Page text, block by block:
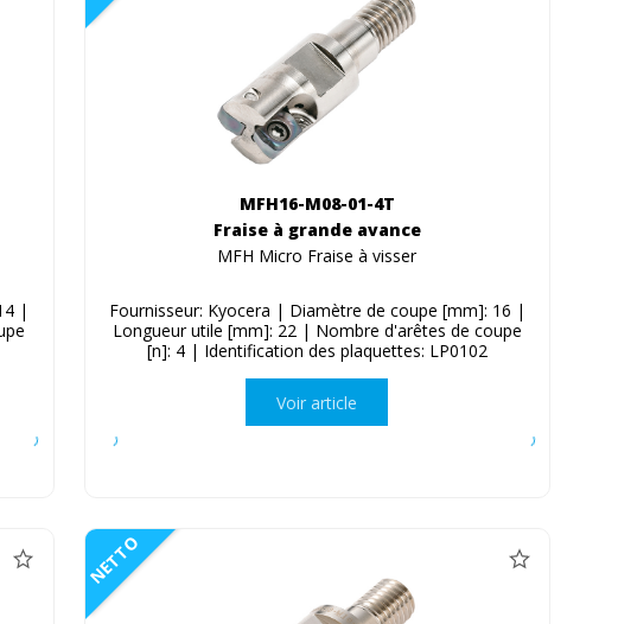
|
MFH16-M08-01-4T
Fraise à grande avance
MFH Micro Fraise à visser
Fournisseur: Kyocera | Diamètre de coupe [mm]: 16 |
Longueur utile [mm]: 22 | Nombre d'arêtes de coupe
[n]: 4 | Identification des plaquettes: LP0102
Voir article
NETTO